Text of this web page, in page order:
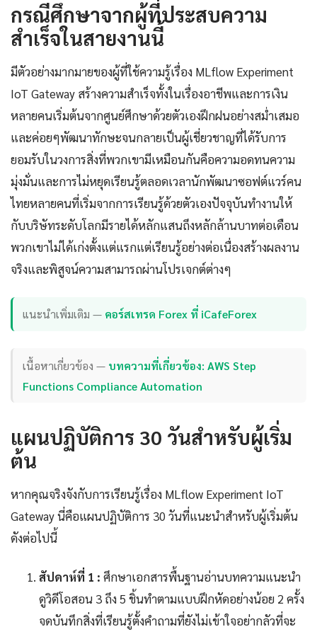
กรณีศึกษาจากผู้ที่ประสบความ
สำเร็จในสายงานนี้
มีตัวอย่างมากมายของผู้ที่ใช้ความรู้เรื่อง MLflow Experiment
IoT Gateway สร้างความสำเร็จทั้งในเรื่องอาชีพและการเงิน
หลายคนเริ่มต้นจากศูนย์ศึกษาด้วยตัวเองฝึกฝนอย่างสม่ำเสมอ
และค่อยๆพัฒนาทักษะจนกลายเป็นผู้เชี่ยวชาญที่ได้รับการ
ยอมรับในวงการสิ่งที่พวกเขามีเหมือนกันคือความอดทนความ
มุ่งมั่นและการไม่หยุดเรียนรู้ตลอดเวลานักพัฒนาซอฟต์แวร์คน
ไทยหลายคนที่เริ่มจากการเรียนรู้ด้วยตัวเองปัจจุบันทำงานให้
กับบริษัทระดับโลกมีรายได้หลักแสนถึงหลักล้านบาทต่อเดือน
พวกเขาไม่ได้เก่งตั้งแต่แรกแต่เรียนรู้อย่างต่อเนื่องสร้างผลงาน
จริงและพิสูจน์ความสามารถผ่านโปรเจกต์ต่างๆ
แนะนำเพิ่มเติม — คอร์สเทรด Forex ที่ iCafeForex
เนื้อหาเกี่ยวข้อง — บทความที่เกี่ยวข้อง: AWS Step
Functions Compliance Automation
แผนปฏิบัติการ 30 วันสำหรับผู้เริ่ม
ต้น
หากคุณจริงจังกับการเรียนรู้เรื่อง MLflow Experiment IoT
Gateway นี่คือแผนปฏิบัติการ 30 วันที่แนะนำสำหรับผู้เริ่มต้น
ดังต่อไปนี้
สัปดาห์ที่ 1 : ศึกษาเอกสารพื้นฐานอ่านบทความแนะนำ
ดูวิดีโอสอน 3 ถึง 5 ชิ้นทำตามแบบฝึกหัดอย่างน้อย 2 ครั้ง
จดบันทึกสิ่งที่เรียนรู้ตั้งคำถามที่ยังไม่เข้าใจอย่ากลัวที่จะ